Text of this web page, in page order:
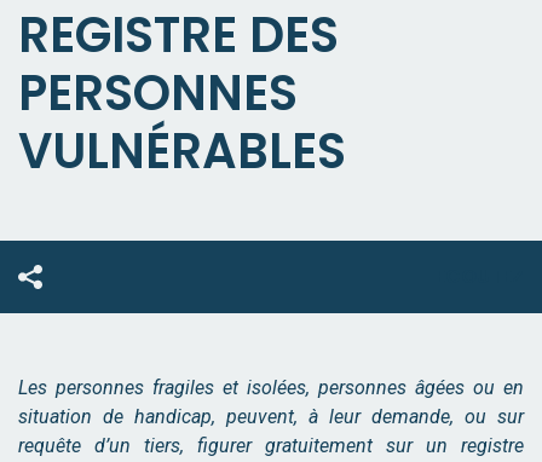
REGISTRE DES
PERSONNES
VULNÉRABLES
Les personnes fragiles et isolées, personnes âgées ou en
situation de handicap, peuvent, à leur demande, ou sur
requête d’un tiers, figurer gratuitement sur un registre